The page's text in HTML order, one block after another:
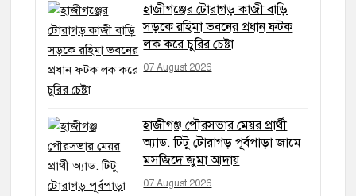
হাজীগঞ্জের টোরাগড় কাজী বাড়ি
সড়কে রহিমা ভবনের প্রধান ফটক
লক করে চুরির চেষ্টা
07 August 2026
হাজীগঞ্জ পৌরসভার মেয়র প্রার্থী
অ্যাড. টিটু টোরাগড় পূর্বপাড়া জামে
মসজিদে জুমা আদায়
07 August 2026